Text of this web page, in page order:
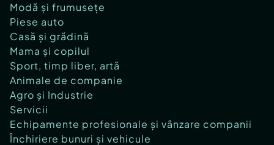
Modă și frumusețe
Piese auto
Casă și grădină
Mama și copilul
Sport, timp liber, artă
Animale de companie
Agro și Industrie
Servicii
Echipamente profesionale și vânzare companii
Închiriere bunuri și vehicule